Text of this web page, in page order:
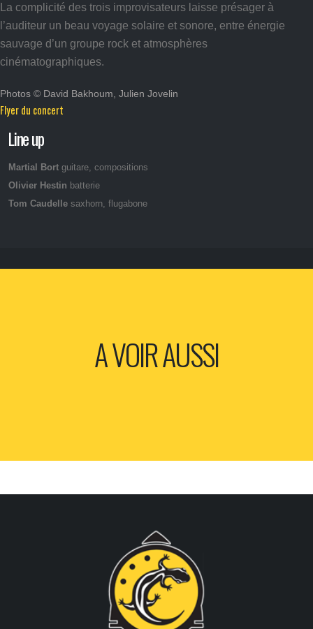
La complicité des trois improvisateurs laisse présager à
l’auditeur un beau voyage solaire et sonore, entre énergie
sauvage d’un groupe rock et atmosphères
cinématographiques.
Photos © David Bakhoum, Julien Jovelin
Flyer du concert
Line up
Martial Bort guitare, compositions
Olivier Hestin batterie
Tom Caudelle saxhorn, flugabone
A VOIR AUSSI